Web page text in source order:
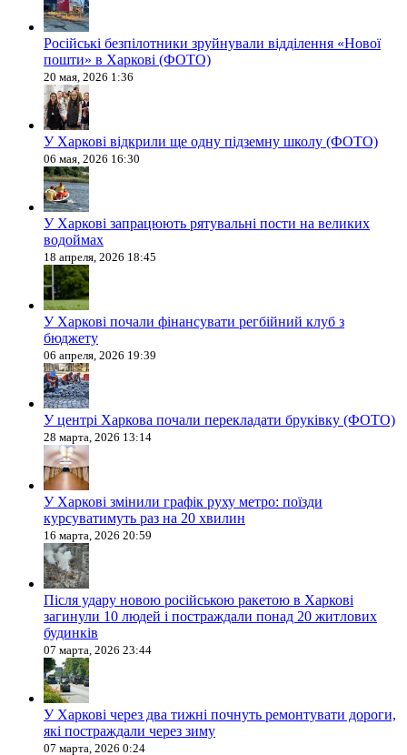
Російські безпілотники зруйнували відділення «Нової
пошти» в Харкові (ФОТО)
20 мая, 2026 1:36
У Харкові відкрили ще одну підземну школу (ФОТО)
06 мая, 2026 16:30
У Харкові запрацюють рятувальні пости на великих
водоймах
18 апреля, 2026 18:45
У Харкові почали фінансувати регбійний клуб з
бюджету
06 апреля, 2026 19:39
У центрі Харкова почали перекладати бруківку (ФОТО)
28 марта, 2026 13:14
У Харкові змінили графік руху метро: поїзди
курсуватимуть раз на 20 хвилин
16 марта, 2026 20:59
Після удару новою російською ракетою в Харкові
загинули 10 людей і постраждали понад 20 житлових
будинків
07 марта, 2026 23:44
У Харкові через два тижні почнуть ремонтувати дороги,
які постраждали через зиму
07 марта, 2026 0:24